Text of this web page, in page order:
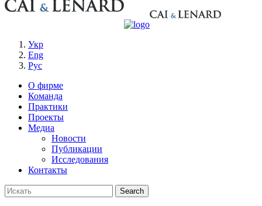
Укр
Eng
Рус
О фирме
Команда
Практики
Проекты
Медиа
Новости
Публикации
Исследования
Контакты